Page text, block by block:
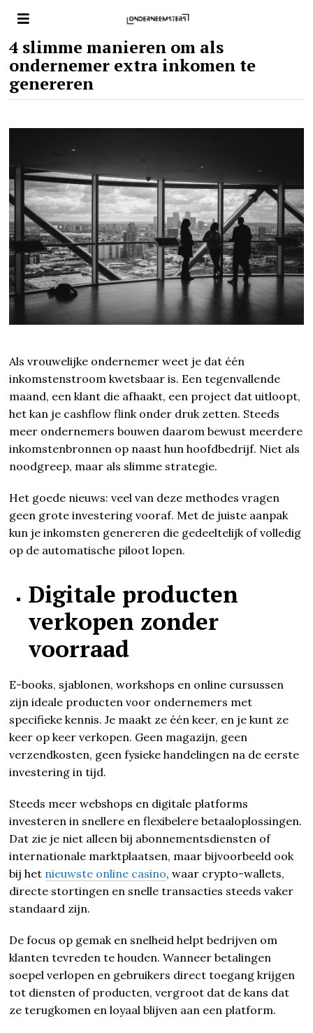
4 slimme manieren om als
ondernemer extra inkomen te
genereren
Als vrouwelijke ondernemer weet je dat één
inkomstenstroom kwetsbaar is. Een tegenvallende
maand, een klant die afhaakt, een project dat uitloopt,
het kan je cashflow flink onder druk zetten. Steeds
meer ondernemers bouwen daarom bewust meerdere
inkomstenbronnen op naast hun hoofdbedrijf. Niet als
noodgreep, maar als slimme strategie.
Het goede nieuws: veel van deze methodes vragen
geen grote investering vooraf. Met de juiste aanpak
kun je inkomsten genereren die gedeeltelijk of volledig
op de automatische piloot lopen.
Digitale producten
verkopen zonder
voorraad
E-books, sjablonen, workshops en online cursussen
zijn ideale producten voor ondernemers met
specifieke kennis. Je maakt ze één keer, en je kunt ze
keer op keer verkopen. Geen magazijn, geen
verzendkosten, geen fysieke handelingen na de eerste
investering in tijd.
Steeds meer webshops en digitale platforms
investeren in snellere en flexibelere betaaloplossingen.
Dat zie je niet alleen bij abonnementsdiensten of
internationale marktplaatsen, maar bijvoorbeeld ook
bij het nieuwste online casino, waar crypto-wallets,
directe stortingen en snelle transacties steeds vaker
standaard zijn.
De focus op gemak en snelheid helpt bedrijven om
klanten tevreden te houden. Wanneer betalingen
soepel verlopen en gebruikers direct toegang krijgen
tot diensten of producten, vergroot dat de kans dat
ze terugkomen en loyaal blijven aan een platform.